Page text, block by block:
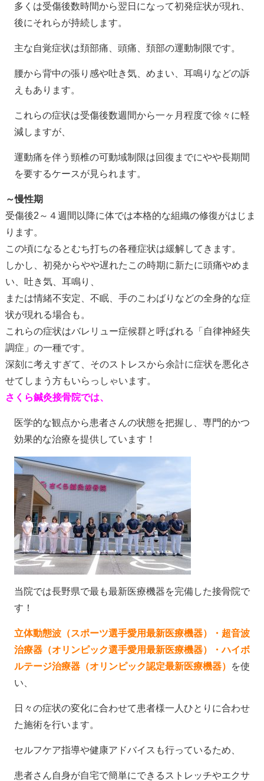
多くは受傷後数時間から翌日になって初発症状が現れ、
後にそれらが持続します。
主な自覚症状は頚部痛、頭痛、頚部の運動制限です。
腰から背中の張り感や吐き気、めまい、耳鳴りなどの訴
えもあります。
これらの症状は受傷後数週間から一ヶ月程度で徐々に軽
減しますが、
運動痛を伴う頸椎の可動域制限は回復までにやや長期間
を要するケースが見られます。
～慢性期
受傷後2～４週間以降に体では本格的な組織の修復がはじま
ります。
この頃になるとむち打ちの各種症状は緩解してきます。
しかし、初発からやや遅れたこの時期に新たに頭痛やめま
い、吐き気、耳鳴り、
または情緒不安定、不眠、手のこわばりなどの全身的な症
状が現れる場合も。
これらの症状はバレリュー症候群と呼ばれる「自律神経失
調症」の一種です。
深刻に考えすぎて、そのストレスから余計に症状を悪化さ
せてしまう方もいらっしゃいます。
さくら鍼灸接骨院では、
医学的な観点から患者さんの状態を把握し、専門的かつ
効果的な治療を提供しています！
当院では長野県で最も最新医療機器を完備した接骨院で
す！
立体動態波（スポーツ選手愛用最新医療機器）・ 超音波
治療器（オリンピック選手愛用最新医療機器）・ハイボ
ルテージ治療器（オリンピック認定最新医療機器）
を使
い、
日々の症状の変化に合わせて患者様一人ひとりに合わせ
た施術を行います。
セルフケア指導や健康アドバイスも行っているため、
患者さん自身が自宅で簡単にできるストレッチやエクサ